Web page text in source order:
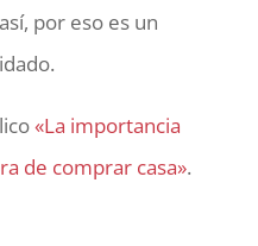
por eso es un
«La importancia
de comprar casa».